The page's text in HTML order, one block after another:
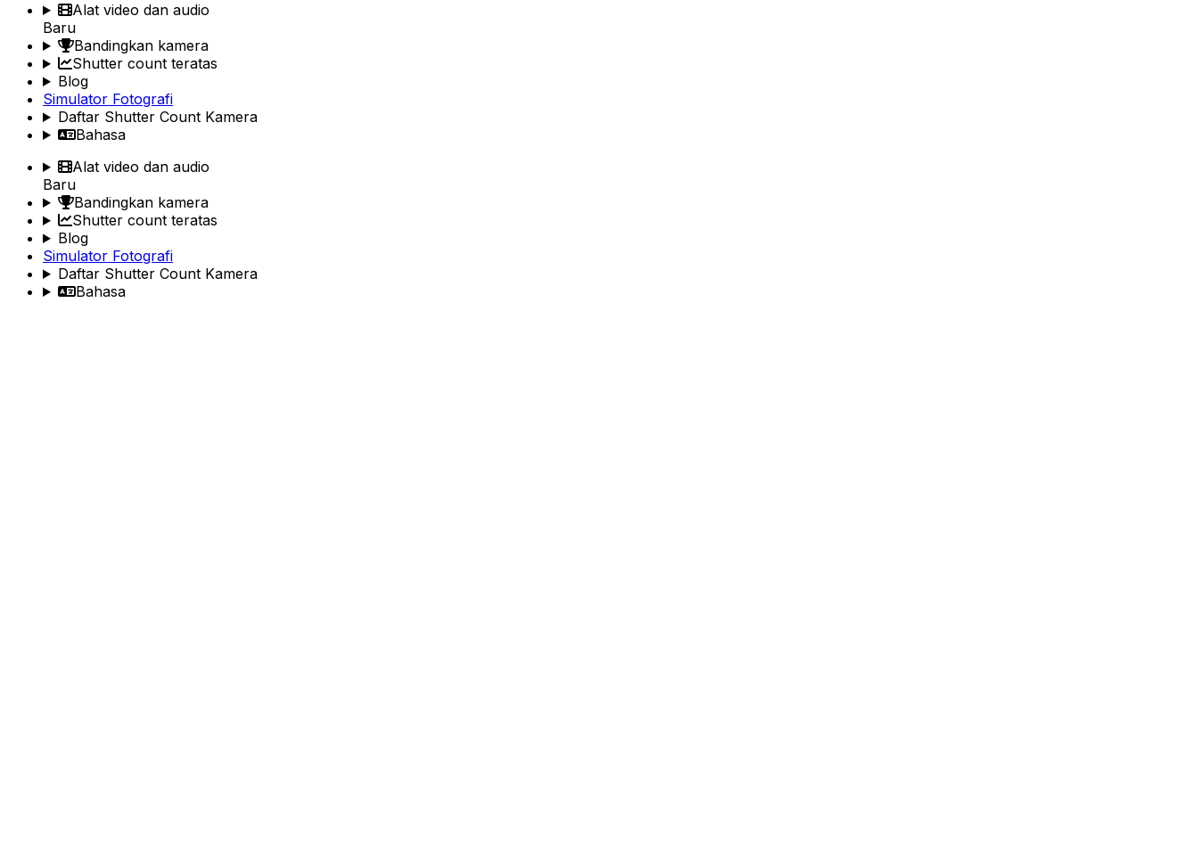
Alat video dan audio
Baru
Bandingkan kamera
Shutter count teratas
Blog
Simulator Fotografi
Daftar Shutter Count Kamera
Bahasa
Alat video dan audio
Baru
Bandingkan kamera
Shutter count teratas
Blog
Simulator Fotografi
Daftar Shutter Count Kamera
Bahasa